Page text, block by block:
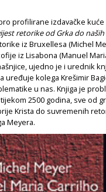
profilirane izdavačke
retorike od Grka do
iz Bruxellesa (Michel
iz Lisabona (Manuel
ujedno je i urednik
uređuje kolega Krešimir
u nas. Knjiga je
2500 godina, sve od
Krista do suvremenih
Meyera.